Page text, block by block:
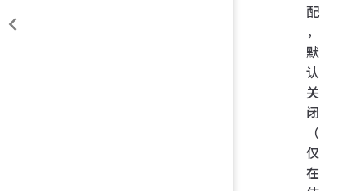
配
，
默
认
关
闭
（
仅
在